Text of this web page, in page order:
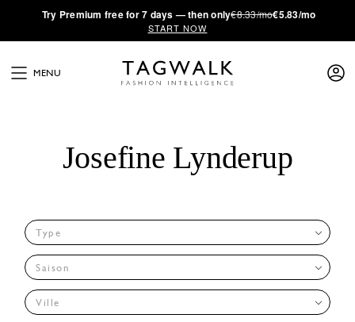
·Try Premium free for 7 days — then only€8.33/mo€5.83/mo
START NOW
MENU
Josefine Lynderup
Type
Saison
Ville